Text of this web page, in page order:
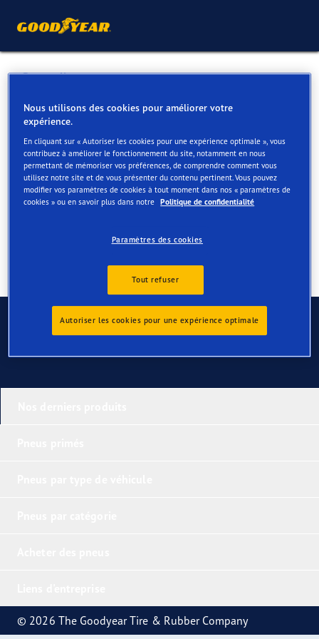
Retour liste
BEERENS OC
Services disponibles en ligne et en magasin
Contact Services
Contactez-nous
© 2026 The Goodyear Tire & Rubber Company
Nous utilisons des cookies pour améliorer votre
expérience.
En cliquant sur « Autoriser les cookies pour une expérience optimale », vous
contribuez à améliorer le fonctionnement du site, notamment en nous
permettant de mémoriser vos préférences, de comprendre comment vous
utilisez notre site et de vous présenter du contenu pertinent. Vous pouvez
modifier vos paramètres de cookies à tout moment dans nos « paramètres de
cookies » ou en savoir plus dans notre Politique de confidentialité
Paramètres des cookies
Tout refuser
Autoriser les cookies pour une expérience optimale